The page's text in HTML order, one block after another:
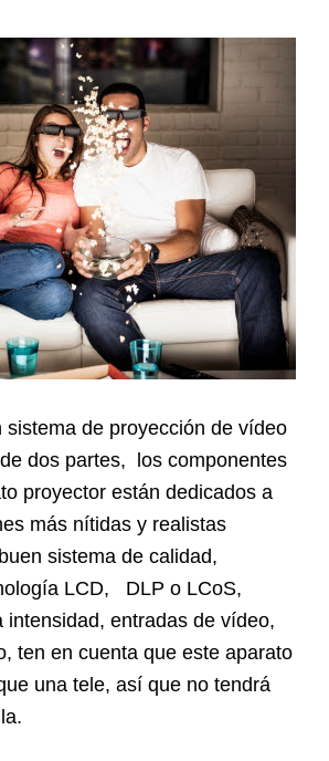
sistema de proyección de vídeo
dos partes, los componentes
proyector están dedicados a
más nítidas y realistas
sistema de calidad,
LCD, DLP o LCoS,
intensidad, entradas de vídeo,
ten en cuenta que este aparato
una tele, así que no tendrá